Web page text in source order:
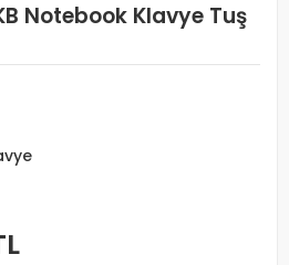
Notebook Klavye Tuş